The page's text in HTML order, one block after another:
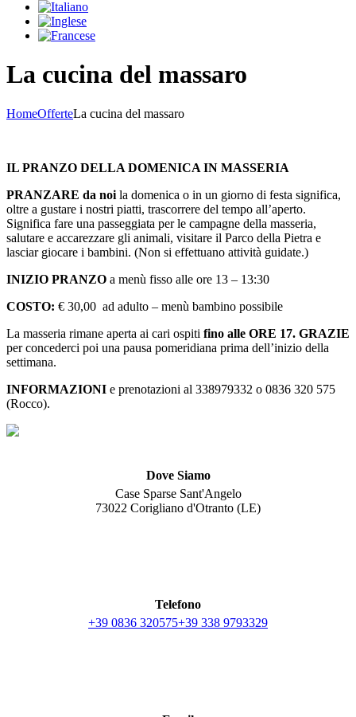
La cucina del massaro
HomeOfferteLa cucina del massaro
IL PRANZO DELLA DOMENICA IN MASSERIA
PRANZARE da noi la domenica o in un giorno di festa significa,
oltre a gustare i nostri piatti, trascorrere del tempo all’aperto.
Significa fare una passeggiata per le campagne della masseria,
salutare e accarezzare gli animali, visitare il Parco della Pietra e
lasciar giocare i bambini. (Non si effettuano attività guidate.)
INIZIO PRANZO a menù fisso alle ore 13 – 13:30
COSTO: € 30,00 ad adulto – menù bambino possibile
La masseria rimane aperta ai cari ospiti fino alle ORE 17. GRAZIE
per concederci poi una pausa pomeridiana prima dell’inizio della
settimana.
INFORMAZIONI e prenotazioni al 338979332 o 0836 320 575
(Rocco).
Dove Siamo
Case Sparse Sant'Angelo
73022 Corigliano d'Otranto (LE)
Telefono
+39 0836 320575+39 338 9793329